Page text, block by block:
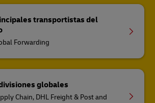
transportistas del
Forwarding
globales
Chain, DHL Freight & Post and